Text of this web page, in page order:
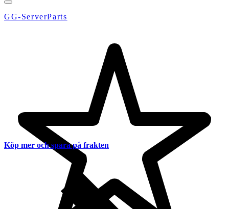
GG-ServerParts
Köp mer och spara på frakten